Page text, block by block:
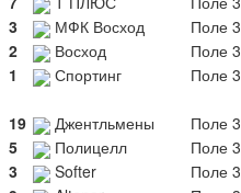
3 МФК Восход
Поле 3
2 Восход
Поле 3
1 Спортинг
Поле 3
19 Джентльмены
Поле 3
5 Полицелл
Поле 3
3 Softer
Поле 3